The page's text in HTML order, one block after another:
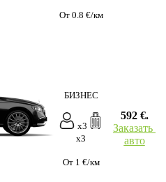
От 0.8 €/км
БИЗНЕС
x3
x3
От 1 €/км
592 €.
Заказать
авто